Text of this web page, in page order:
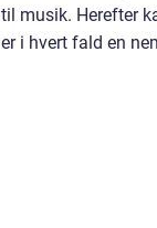
til musik. Herefter
er i hvert fald en